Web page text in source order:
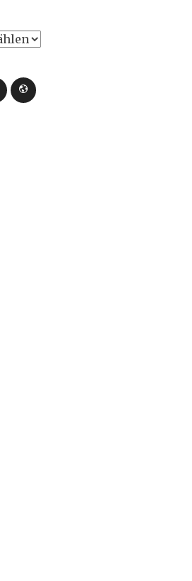
InstagramWebseite